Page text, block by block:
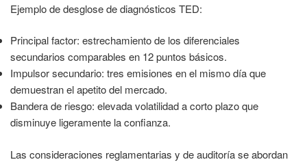
Ejemplo de desglose de diagnósticos TED:
Principal factor: estrechamiento de los diferenciales
secundarios comparables en 12 puntos básicos.
Impulsor secundario: tres emisiones en el mismo día que
demuestran el apetito del mercado.
Bandera de riesgo: elevada volatilidad a corto plazo que
disminuye ligeramente la confianza.
Las consideraciones reglamentarias y de auditoría se abordan